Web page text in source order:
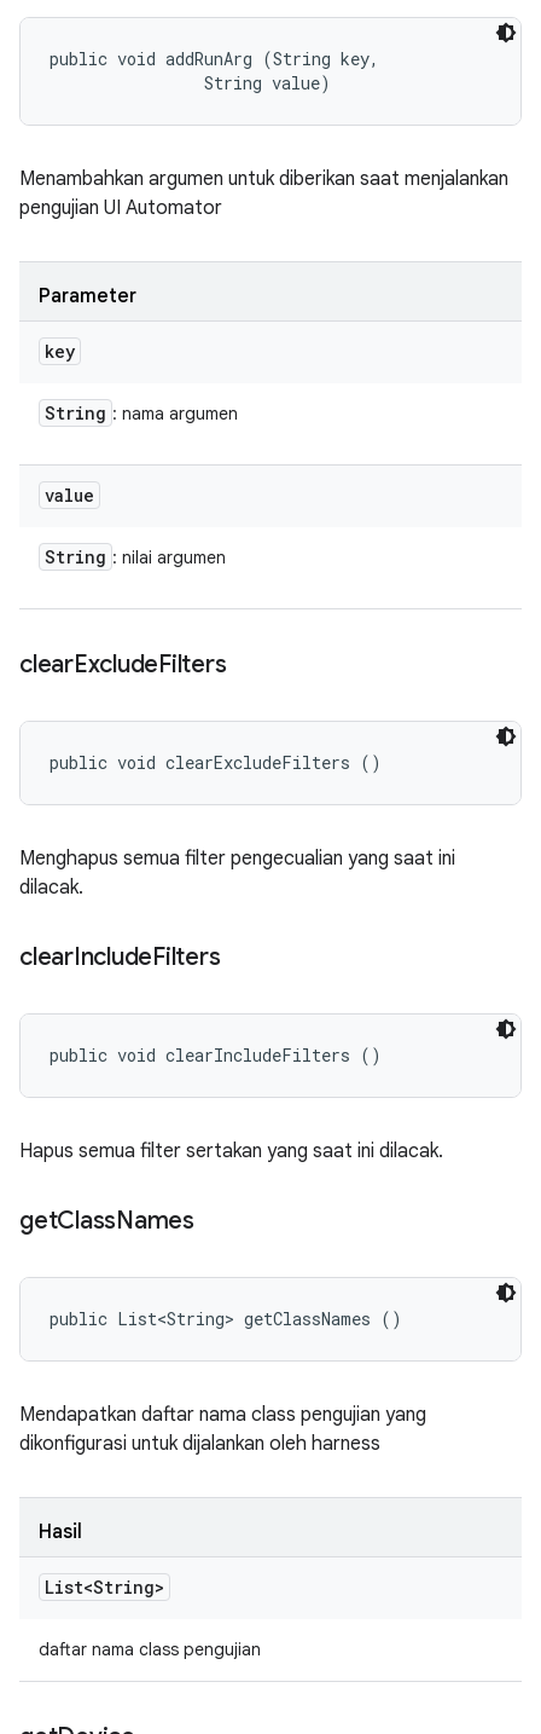
public void addRunArg (String key,
                String value)
Menambahkan argumen untuk diberikan saat menjalankan
pengujian UI Automator
Parameter
key
String : nama argumen
value
String : nilai argumen
clearExcludeFilters
public void clearExcludeFilters ()
Menghapus semua filter pengecualian yang saat ini
dilacak.
clearIncludeFilters
public void clearIncludeFilters ()
Hapus semua filter sertakan yang saat ini dilacak.
getClassNames
public List<String> getClassNames ()
Mendapatkan daftar nama class pengujian yang
dikonfigurasi untuk dijalankan oleh harness
Hasil
List<String>
daftar nama class pengujian